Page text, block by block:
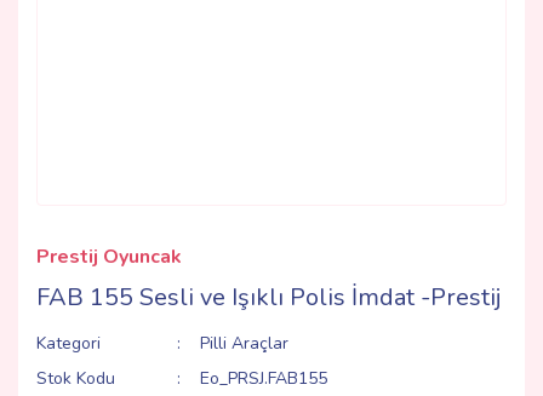
Prestij Oyuncak
FAB 155 Sesli ve Işıklı Polis İmdat -Prestij
Kategori
Pilli Araçlar
Stok Kodu
Eo_PRSJ.FAB155